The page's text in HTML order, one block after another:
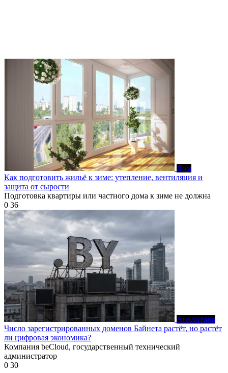
Дом
Как подготовить жильё к зиме: утепление, вентиляция и
защита от сырости
Подготовка квартиры или частного дома к зиме не должна
0 36
Аналитика
Число зарегистрированных доменов Байнета растёт, но растёт
ли цифровая экономика?
Компания beCloud, государственный технический
администратор
0 30